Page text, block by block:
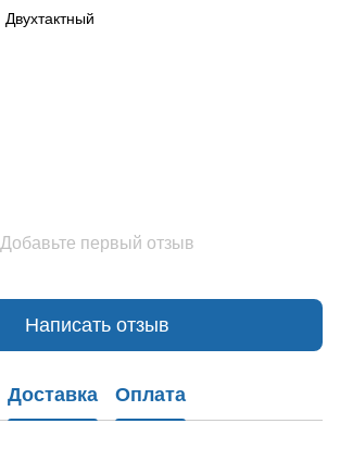
Двухтактный
Добавьте первый отзыв
Написать отзыв
Доставка Оплата